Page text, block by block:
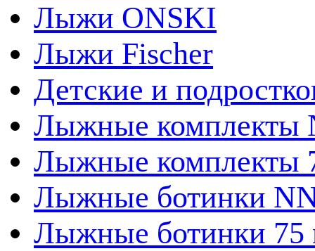
Лыжи ONSKI
Лыжи Fischer
Детские и
Лыжные комплекты
Лыжные комплекты
Лыжные ботинки
Лыжные ботинки